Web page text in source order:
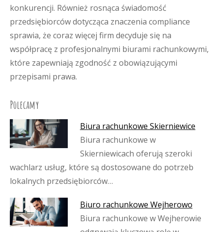
konkurencji. Również rosnąca świadomość
przedsiębiorców dotycząca znaczenia compliance
sprawia, że coraz więcej firm decyduje się na
współpracę z profesjonalnymi biurami rachunkowymi,
które zapewniają zgodność z obowiązującymi
przepisami prawa.
Polecamy
Biura rachunkowe Skierniewice
Biura rachunkowe w
Skierniewicach oferują szeroki
wachlarz usług, które są dostosowane do potrzeb
lokalnych przedsiębiorców…
Biuro rachunkowe Wejherowo
Biura rachunkowe w Wejherowie